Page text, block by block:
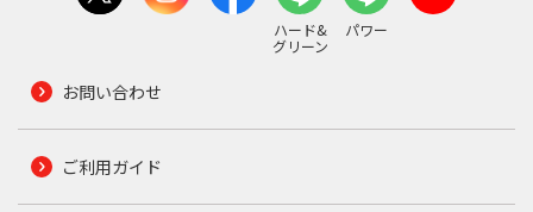
ハード&
グリーン
パワー
お問い合わせ
ご利用ガイド